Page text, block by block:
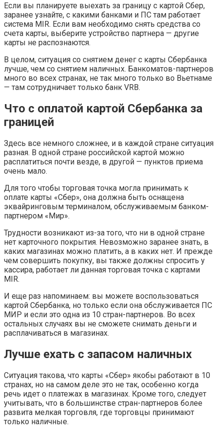
Если вы планируете выехать за границу с картой Сбер,
заранее узнайте, с какими банками и ПС там работает
система MIR. Если вам необходимо снять средства со
счета карты, выберите устройство партнера — другие
карты не распознаются.
В целом, ситуация со снятием денег с карты Сбербанка
лучше, чем со снятием наличных. Банкоматов-партнеров
много во всех странах, не так много только во Вьетнаме
— там сотрудничает только банк VRB.
Что с оплатой картой Сбербанка за
границей
Здесь все немного сложнее, и в каждой стране ситуация
разная. В одной стране российской картой можно
расплатиться почти везде, в другой — пунктов приема
очень мало.
Для того чтобы торговая точка могла принимать к
оплате карты «Сбер», она должна быть оснащена
эквайринговым терминалом, обслуживаемым банком-
партнером «Мир».
Трудности возникают из-за того, что ни в одной стране
нет карточного покрытия. Невозможно заранее знать, в
каких магазинах можно платить, а в каких нет. И прежде
чем совершить покупку, вы также должны спросить у
кассира, работает ли данная торговая точка с картами
MIR.
И еще раз напоминаем: вы можете воспользоваться
картой Сбербанка, но только если она обслуживается ПС
МИР и если это одна из 10 стран-партнеров. Во всех
остальных случаях вы не сможете снимать деньги и
расплачиваться в магазинах.
Лучше ехать с запасом наличных
Ситуация такова, что карты «Сбер» якобы работают в 10
странах, но на самом деле это не так, особенно когда
речь идет о платежах в магазинах. Кроме того, следует
учитывать, что в большинстве стран-партнеров более
развита мелкая торговля, где торговцы принимают
только наличные.